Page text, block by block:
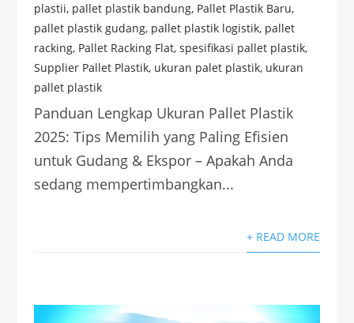
plastii, pallet plastik bandung, Pallet Plastik Baru,
pallet plastik gudang, pallet plastik logistik, pallet
racking, Pallet Racking Flat, spesifikasi pallet plastik,
Supplier Pallet Plastik, ukuran palet plastik, ukuran
pallet plastik
Panduan Lengkap Ukuran Pallet Plastik
2025: Tips Memilih yang Paling Efisien
untuk Gudang & Ekspor – Apakah Anda
sedang mempertimbangkan...
+ READ MORE